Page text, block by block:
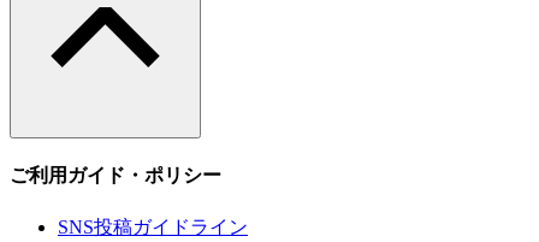
ご利用ガイド・ポリシー
SNS投稿ガイドライン